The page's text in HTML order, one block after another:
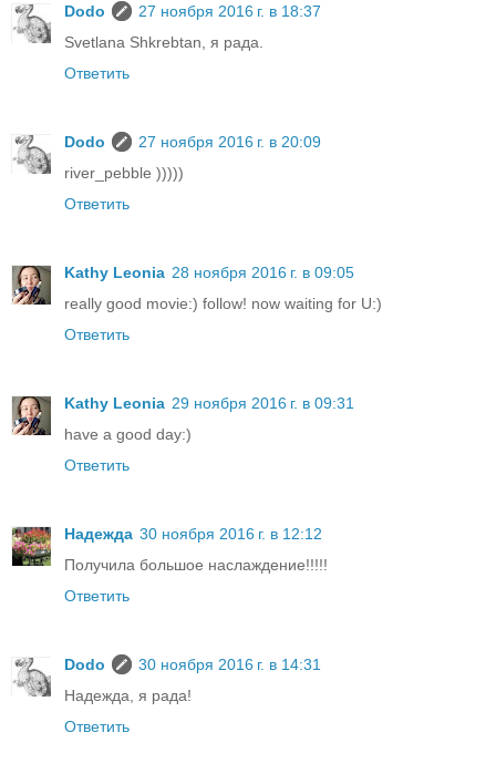
Dodo
27 ноября 2016 г. в 18:37
Svetlana Shkrebtan, я рада.
Ответить
Dodo
27 ноября 2016 г. в 20:09
river_pebble )))))
Ответить
Kathy Leonia 28 ноября 2016 г. в 09:05
really good movie:) follow! now waiting for U:)
Ответить
Kathy Leonia 29 ноября 2016 г. в 09:31
have a good day:)
Ответить
Надежда 30 ноября 2016 г. в 12:12
Получила большое наслаждение!!!!!
Ответить
Dodo
30 ноября 2016 г. в 14:31
Надежда, я рада!
Ответить